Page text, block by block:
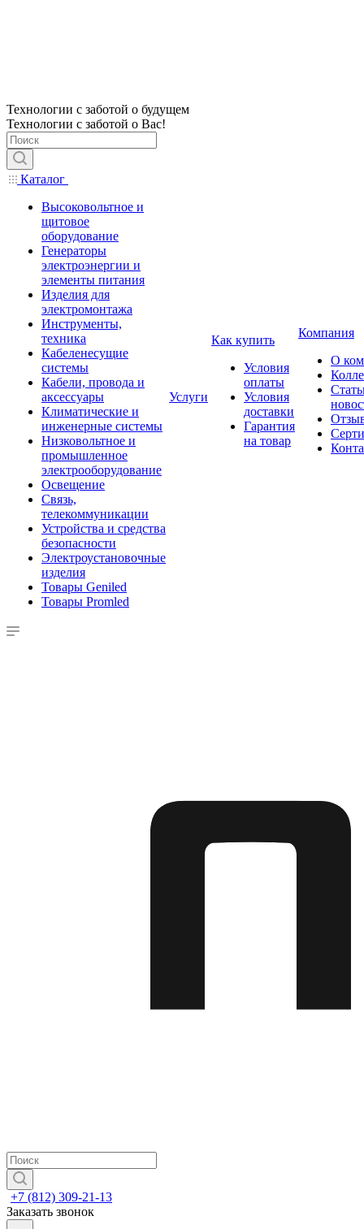
Технологии с заботой о будущем
Технологии с заботой о Вас!
Каталог
Высоковольтное и
щитовое
оборудование
Генераторы
электроэнергии и
элементы питания
Изделия для
электромонтажа
Инструменты,
техника
Кабеленесущие
системы
Кабели, провода и
аксессуары
Климатические и
инженерные системы
Низковольтное и
промышленное
электрооборудование
Освещение
Связь,
телекоммуникации
Устройства и средства
безопасности
Электроустановочные
изделия
Товары Geniled
Товары Promled
Услуги
Как купить
Условия
оплаты
Условия
доставки
Гарантия
на товар
Компания
О
+7 (812) 309-21-13
Заказать звонок